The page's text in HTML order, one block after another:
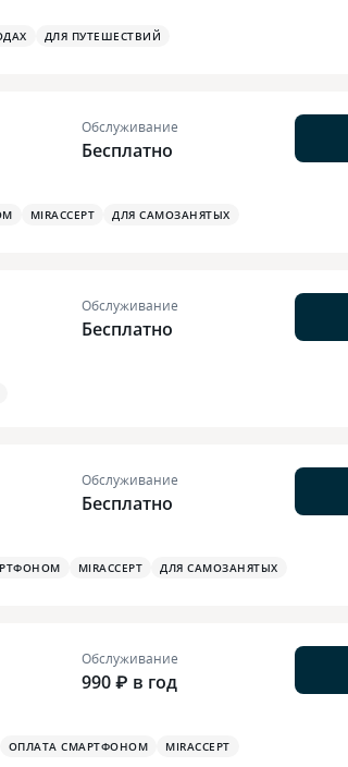
ДЛЯ ПУТЕШЕСТВИЙ
Обслуживание
Бесплатно
MIRACCEPT
ДЛЯ САМОЗАНЯТЫХ
Обслуживание
Бесплатно
Обслуживание
Бесплатно
MIRACCEPT
ДЛЯ САМОЗАНЯТЫХ
Обслуживание
990 ₽ в год
ОПЛАТА СМАРТФОНОМ
MIRACCEPT